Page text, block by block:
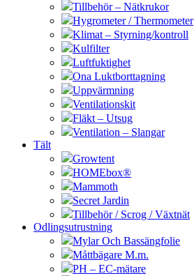
Tillbehör – Nätkrukor
Hygrometer / Thermometer
Klimat – Styrning/kontroll
Kulfilter
Luftfuktighet
Ona Luktborttagning
Uppvärmning
Ventilationskit
Fläkt – Utsug
Ventilation – Slangar
Tält
Growtent
HOMEbox®
Mammoth
Secret Jardin
Tillbehör / Scrog / Växtnät
Odlingsutrustning
Mylar Och Bassängfolie
Måttbägare M.m.
PH – EC-mätare